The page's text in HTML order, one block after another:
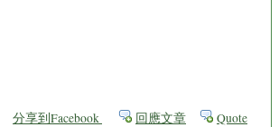
分享到Facebook 回應文章 Quote